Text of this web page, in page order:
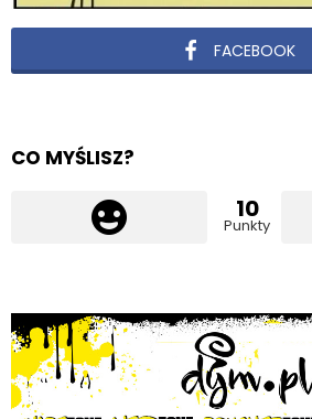
FACEBOOK
CO MYŚLISZ?
10
Punkty